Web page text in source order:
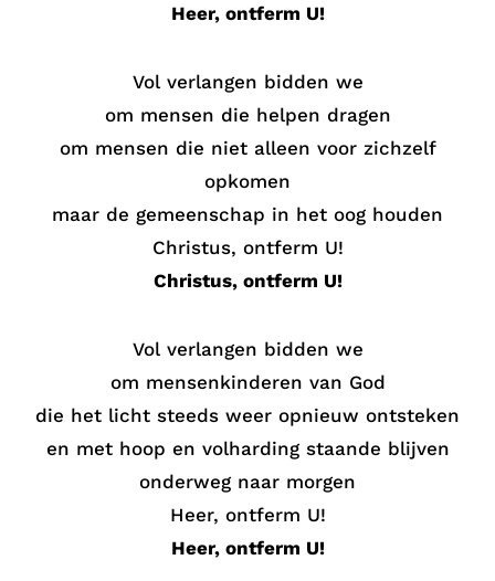
Heer, ontferm U!
Vol verlangen bidden we
om mensen die helpen dragen
om mensen die niet alleen voor zichzelf
opkomen
maar de gemeenschap in het oog houden
Christus, ontferm U!
Christus, ontferm U!
Vol verlangen bidden we
om mensenkinderen van God
die het licht steeds weer opnieuw ontsteken
en met hoop en volharding staande blijven
onderweg naar morgen
Heer, ontferm U!
Heer, ontferm U!